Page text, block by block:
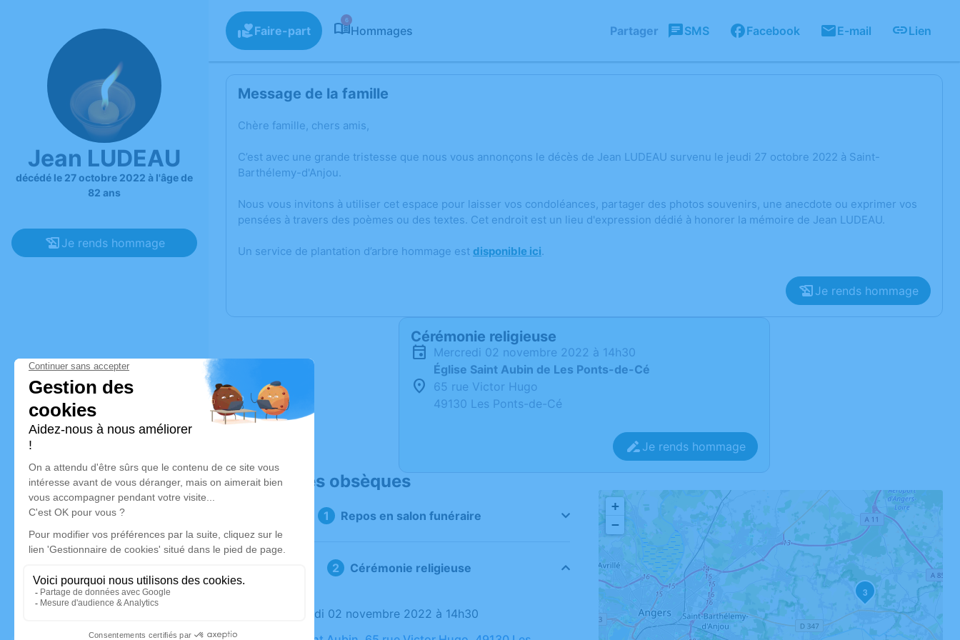
Jean LUDEAU
décédé le 27 octobre 2022 à l'âge de
82 ans
Je rends hommage
Faire-part
6
Hommages Partager SMS Facebook E-mail Lien
Message de la famille
Chère famille, chers amis,
C’est avec une grande tristesse que nous vous annonçons le décès de Jean LUDEAU survenu le jeudi 27 octobre 2022 à Saint-
Barthélemy-d'Anjou.
Nous vous invitons à utiliser cet espace pour laisser vos condoléances, partager des photos souvenirs, une anecdote ou exprimer vos
pensées à travers des poèmes ou des textes. Cet endroit est un lieu d'expression dédié à honorer la mémoire de Jean LUDEAU.
Un service de plantation d’arbre hommage est disponible ici.
Je rends hommage
Cérémonie religieuse
mercredi 02 novembre 2022 à 14h30
Église Saint Aubin de Les Ponts-de-Cé
65 rue Victor Hugo
49130 Les Ponts-de-Cé
Je rends hommage
Déroulé des obsèques
Repos en salon funéraire
Cérémonie religieuse
Le mercredi 02 novembre 2022 à 14h30
3
+
−